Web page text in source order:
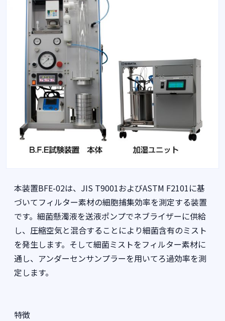
本装置BFE-02は、JIS T9001およびASTM F2101に基
づいてフィルター素材の細胞捕集効率を測定する装置
です。細菌懸濁液を送液ポンプでネブライザーに供給
し、圧縮空気と混合することにより細菌含有のミスト
を発生します。そして細菌ミストをフィルター素材に
通し、アンダーセンサンプラーを用いてろ過効率を測
定します。
特徴